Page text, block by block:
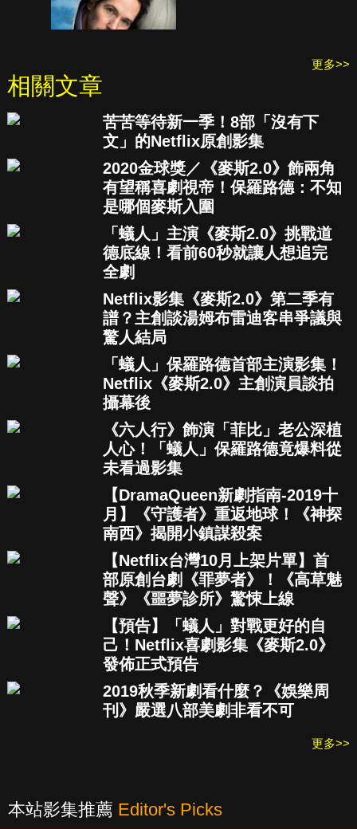
更多>>
相關文章
苦苦等待新一季！8部「沒有下
文」的Netflix原創影集
2020金球獎／《麥斯2.0》飾兩角
有望稱喜劇視帝！保羅路德：不知
是哪個麥斯入圍
「蟻人」主演《麥斯2.0》挑戰道
德底線！看前60秒就讓人想追完
全劇
Netflix影集《麥斯2.0》第二季有
譜？主創談湯姆布雷迪客串爭議與
驚人結局
「蟻人」保羅路德首部主演影集！
Netflix《麥斯2.0》主創演員談拍
攝幕後
《六人行》飾演「菲比」老公深植
人心！「蟻人」保羅路德竟爆料從
未看過影集
【DramaQueen新劇指南-2019十
月】《守護者》重返地球！《神探
南西》揭開小鎮謀殺案
【Netflix台灣10月上架片單】首
部原創台劇《罪夢者》！《高草魅
聲》《噩夢診所》驚悚上線
【預告】「蟻人」對戰更好的自
己！Netflix喜劇影集《麥斯2.0》
發佈正式預告
2019秋季新劇看什麼？《娛樂周
刊》嚴選八部美劇非看不可
更多>>
本站影集推薦 Editor's Picks